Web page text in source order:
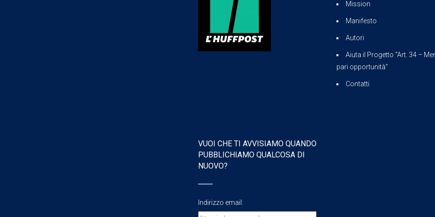
Mission
Manifesto
Autori
Aiuta il Progetto “Art. 34 –
pari opportunità”
Contatti
VUOI CHE TI AVVISIAMO QUANDO
PUBBLICHIAMO QUALCOSA DI
NUOVO?
Indirizzo email: